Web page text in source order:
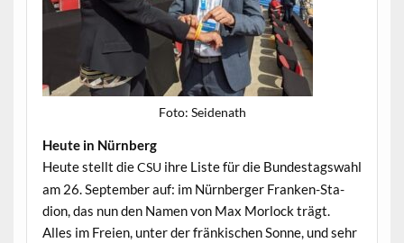
Foto: Sei­de­nath
Heute in Nürnberg
Heute stellt dieCSUihre Liste für die Bun­destagswahl
am 26. Sep­tem­ber auf: im Nürn­berg­er Franken-Sta­
dion, das nun den Namen von Max Mor­lock trägt.
Alles im Freien, unter der fränkischen Sonne, und sehr